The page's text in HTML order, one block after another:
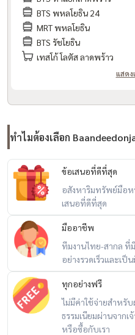
- ถนนพหลโยธิน
- ถนนลาดพร้าว
- ถนนวิภาวดี-รังสิต
- ถนนรัชดาภิเษก
- Lotus’s ลาดพร้าว
- Union Mall
- Big C ลาดพร้าว 2
- ตลาดนัดแดนเนรมิต
- เมเจอร์รัชโยธิน
- รร.หอวัง, รร.เซนต์จอห์น, ม.เซนต์จ
- รพ.เปาโลพหลโยธิน, รพ.เปาโลเก
- สวนวชิรเบญจทัศ (สวนรถไฟ), สวน
################
รหัสทรัพย์ RK-039
บริการฝากเช่า อสังหาริมทรัพย์ทุก
BTS พหลโยธิน 24
MRT พหลโยธิน
BTS รัชโยธิน
เทสโก้ โลตัส ลาดพร้าว
แสดง
ทำไมต้องเลือก
ข้อเสนอที่ดีที่สุด
อสังหาริมทรัพย์มือห
เสนอที่ดีที่สุด
มืออาชีพ
ทีมงานไทย-สากล
อย่างรวดเร็วและเป็
ทุกอย่างฟรี
ไม่มีค่าใช้จ่ายสำหรับ
ธรรมเนียมผ่านจาก
หรือซื้อกับเรา